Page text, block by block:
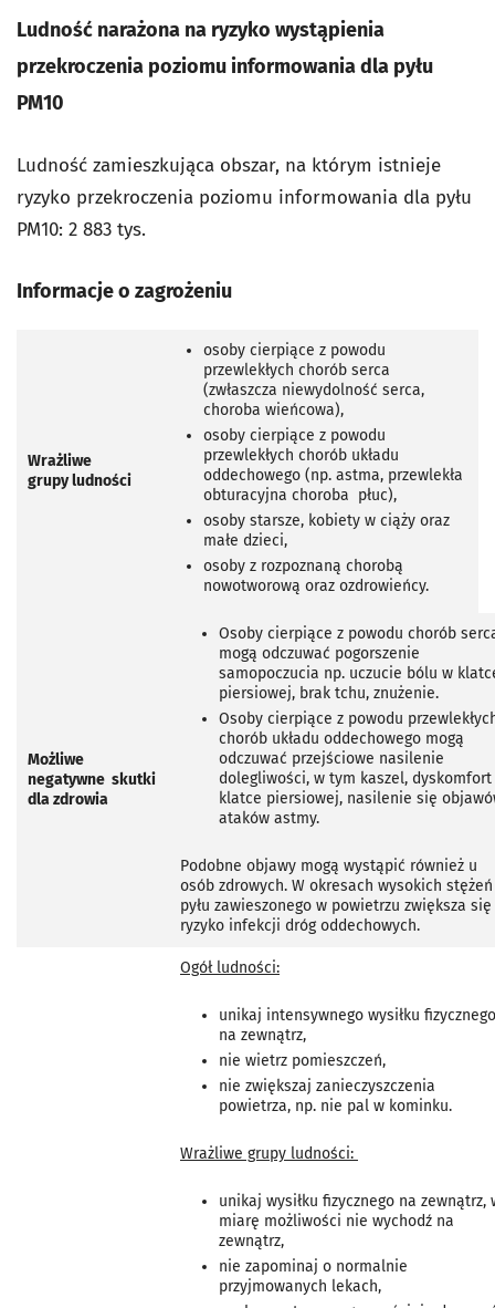
Ludność narażona na ryzyko wystąpienia
przekroczenia poziomu informowania dla pyłu
PM10
Ludność zamieszkująca obszar, na którym istnieje
ryzyko przekroczenia poziomu informowania dla pyłu
PM10: 2 883 tys.
Informacje o zagrożeniu
Wrażliwe
grupyludności
osoby cierpiące z powodu
przewlekłych chorób serca
(zwłaszcza niewydolność serca,
choroba wieńcowa),
osoby cierpiące z powodu
przewlekłych chorób układu
oddechowego (np. astma, przewlekła
obturacyjna choroba płuc),
osoby starsze, kobiety w ciąży oraz
małe dzieci,
osoby z rozpoznaną chorobą
nowotworową oraz ozdrowieńcy.
Możliwe
negatywne skutki
dla zdrowia
Osoby cierpiące z powodu chorób
mogą odczuwać pogorszenie
samopoczucia np. uczucie bólu w
piersiowej, brak tchu, znużenie.
Osoby cierpiące z powodu
chorób układu oddechowego mogą
odczuwać przejściowe nasilenie
dolegliwości, w tym kaszel, dyskomfort
klatce piersiowej, nasilenie się
ataków astmy.
Podobne objawy mogą wystąpić również u
osób zdrowych. W okresach wysokich stężeń
pyłu zawieszonego w powietrzu zwiększa się
ryzyko infekcji dróg oddechowych.
Ogół ludności:
unikaj intensywnego wysiłku fizycznego
na zewnątrz,
nie wietrz pomieszczeń,
nie zwiększaj zanieczyszczenia
powietrza, np. nie pal w kominku.
Wrażliwe grupy ludności:
unikaj wysiłku fizycznego na zewnątrz,
miarę możliwości nie wychodź na
zewnątrz,
nie zapominaj o normalnie
przyjmowanych lekach,